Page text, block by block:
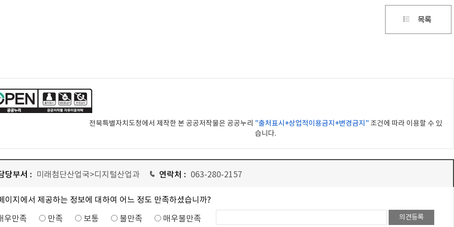
전북특별자치도청에서 제작한 본 공공저작물은 공공누리 "출처표시+상업적이용금지+변경금지" 조건에 따라 이용할 수 있
습니다.
당부서 : 미래첨단산업국>디지털산업과 연락처 : 063-280-2157
이지에서 제공하는 정보에 대하여 어느 정도 만족하셨습니까?
우만족
만족 보통 불만족 매우불만족